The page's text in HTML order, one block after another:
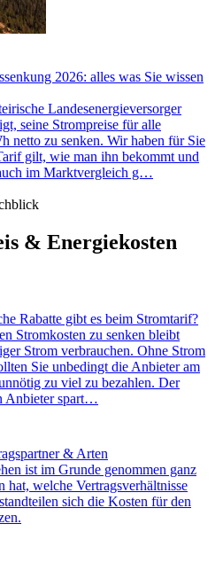
2026: alles was Sie wissen
Landesenergieversorger
seine Strompreise für alle
netto zu senken. Wir haben für Sie
gilt, wie man ihn bekommt und
im Marktvergleich g…
& Energiekosten
Rabatte gibt es beim Stromtarif?
Stromkosten zu senken bleibt
Strom verbrauchen. Ohne Strom
Sie unbedingt die Anbieter am
zu viel zu bezahlen. Der
Anbieter spart…
& Arten
ist im Grunde genommen ganz
hat, welche Vertragsverhältnisse
sich die Kosten für den